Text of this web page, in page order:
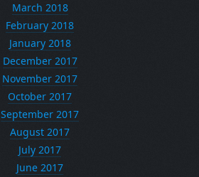
March 2018
February 2018
January 2018
December 2017
November 2017
October 2017
September 2017
August 2017
July 2017
June 2017